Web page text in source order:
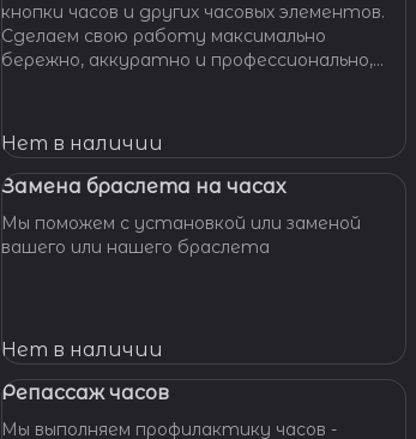
кнопки часов и других часовых элементов.
Сделаем свою работу максимально
бережно, аккуратно и профессионально,
Нет в наличии
Замена браслета на часах
Мы поможем с установкой или заменой
вашего или нашего браслета
Нет в наличии
Репассаж часов
Мы выполняем профилактику часов -